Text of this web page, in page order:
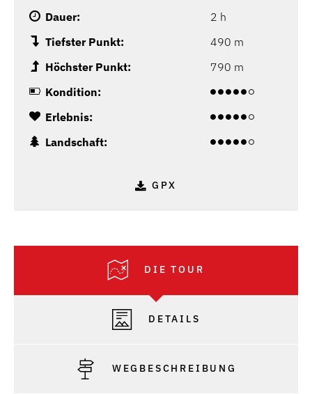
Dauer:
2 h
Tiefster Punkt:
490 m
Höchster Punkt:
790 m
Kondition:
Erlebnis:
Landschaft:
GPX
DIE TOUR
DETAILS
WEGBESCHREIBUNG